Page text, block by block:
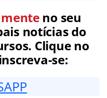
no seu
notícias do
Clique no
se: